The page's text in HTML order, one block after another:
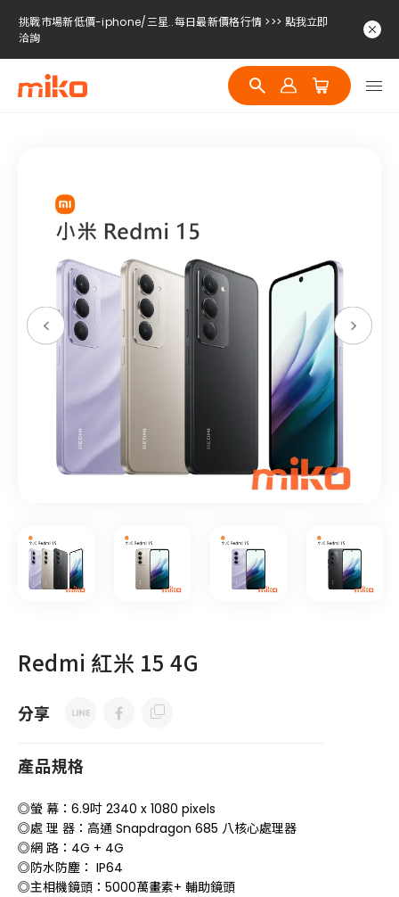
挑戰市場新低價-iphone/三星..每日最新價格行情 >>> 點我立即
洽詢
挑戰市場新低價-iphone/三星..每日最新價格行情 >>> 點我立即
洽詢
挑戰市場新低價-iphone/三星..每日最新價格行情 >>> 點我立即
Redmi 紅米 15 4G
分享
產品規格
◎螢 幕：6.9吋 2340 x 1080 pixels
◎處 理 器：高通 Snapdragon 685 八核心處理器
◎網 路：4G + 4G
◎防水防塵： IP64
◎主相機鏡頭：5000萬畫素+ 輔助鏡頭